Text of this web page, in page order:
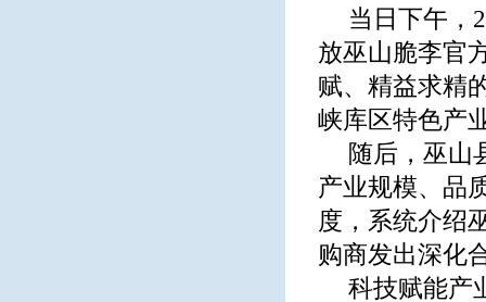
当日下午，
放巫山脆李官
赋、精益求精
峡库区特色产
随后，巫山
产业规模、品
度，系统介绍
购商发出深化
科技赋能产